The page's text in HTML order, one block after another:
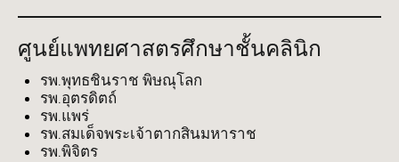
ศูนย์แพทยศาสตรศึกษาชั้นคลินิก
รพ.พุทธชินราช พิษณุโลก
รพ.อุตรดิตถ์
รพ.แพร่
รพ.สมเด็จพระเจ้าตากสินมหาราช
รพ.พิจิตร